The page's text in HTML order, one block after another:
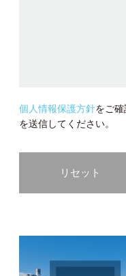
個人情報保護方針をご
を送信してください。
リセット